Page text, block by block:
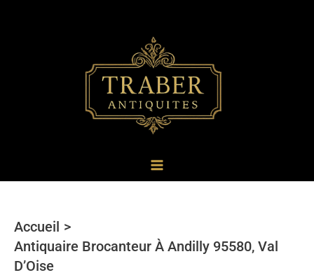
Accueil
Antiquaire Brocanteur À Andilly 95580, Val
D’Oise